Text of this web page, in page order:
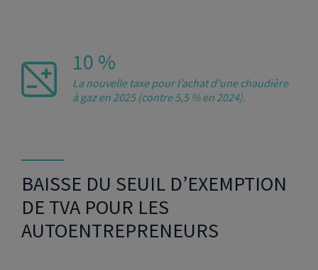
10 %
La nouvelle taxe pour l’achat d’une chaudière
à gaz en 2025 (contre 5,5 % en 2024).
BAISSE DU SEUIL D’EXEMPTION
DE TVA POUR LES
AUTOENTREPRENEURS